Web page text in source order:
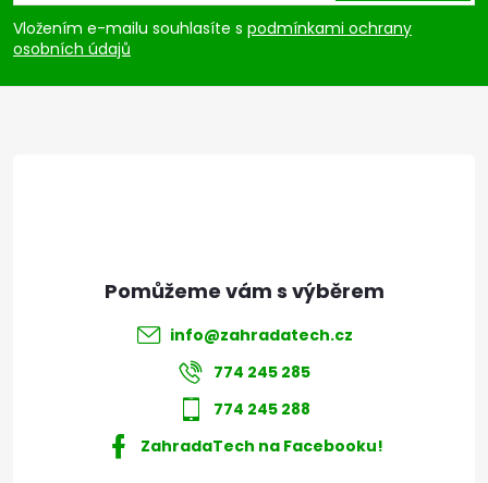
p
a
Vložením e-mailu souhlasíte s podmínkami ochrany
osobních údajů
info@zahradatech.cz
774 245 285
774 245 288
ZahradaTech na Facebooku!